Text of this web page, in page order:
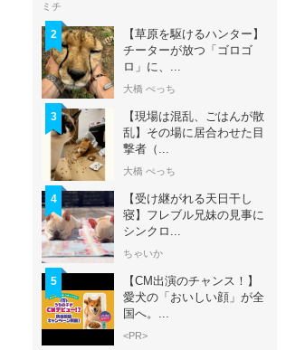
ミチ
2
【草原を駆けるハンター】
チーターが放つ「ゴロゴ
ロ」に、...
大橋 ぺっち
3
【現場は混乱、ごはんが散
乱】その場に居合わせた目
撃者（...
大橋 ぺっち
4
【受け継がれる天日干し
寝】フレブル兄妹の見事に
シンクロ...
ちゃいか
5
【CM出演のチャンス！】
愛犬の「おいしい顔」が全
国へ。...
<PR>